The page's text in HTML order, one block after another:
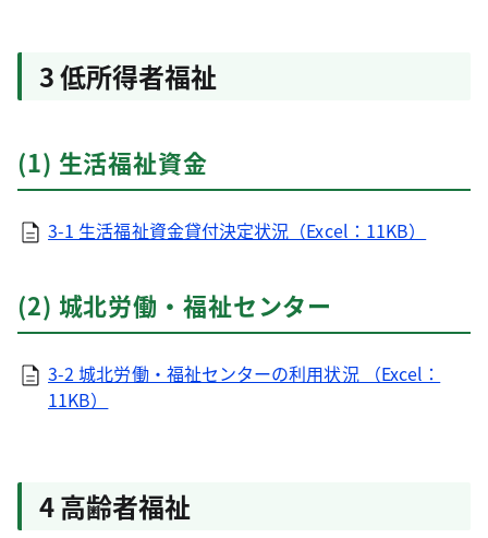
3 低所得者福祉
(1) 生活福祉資金
3-1 生活福祉資金貸付決定状況（Excel：11KB）
(2) 城北労働・福祉センター
3-2 城北労働・福祉センターの利用状況 （Excel：
11KB）
4 高齢者福祉